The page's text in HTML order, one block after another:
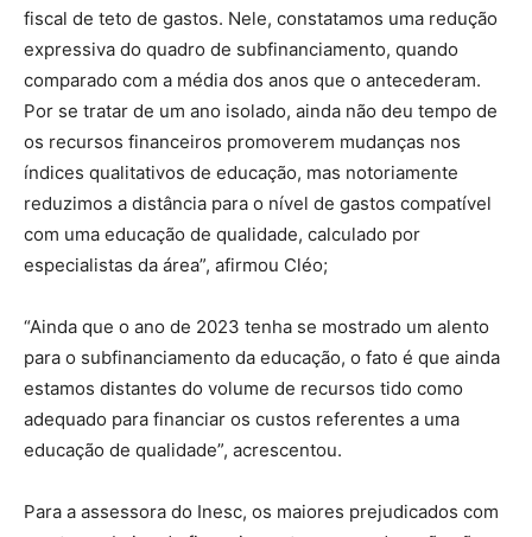
fiscal de teto de gastos. Nele, constatamos uma redução
expressiva do quadro de subfinanciamento, quando
comparado com a média dos anos que o antecederam.
Por se tratar de um ano isolado, ainda não deu tempo de
os recursos financeiros promoverem mudanças nos
índices qualitativos de educação, mas notoriamente
reduzimos a distância para o nível de gastos compatível
com uma educação de qualidade, calculado por
especialistas da área”, afirmou Cléo;
“Ainda que o ano de 2023 tenha se mostrado um alento
para o subfinanciamento da educação, o fato é que ainda
estamos distantes do volume de recursos tido como
adequado para financiar os custos referentes a uma
educação de qualidade”, acrescentou.
Para a assessora do Inesc, os maiores prejudicados com